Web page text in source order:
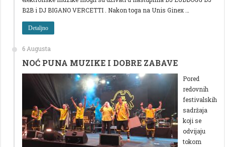
B2B i DJ BIGANO VERCETTI . Nakon toga na Unis Ginex …
Detaljno
6 Augusta
NOĆ PUNA MUZIKE I DOBRE ZABAVE
Pored
redovnih
festivalskih
sadržaja
koji se
odvijaju
tokom